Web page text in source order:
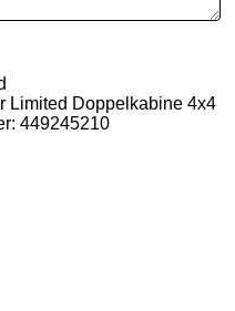
Limited Doppelkabine 4x4
449245210